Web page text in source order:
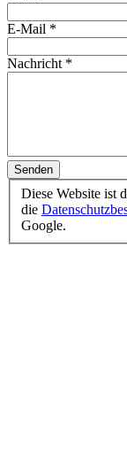
E-Mail *
Nachricht *
Senden
Diese Website ist
die
Google.